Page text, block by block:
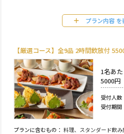
プラン内容
【厳選コース】全9品 2時間飲放付
1名あ
5000円
受付人数
受付期間
プランに含むもの 料理、スタンダード飲み